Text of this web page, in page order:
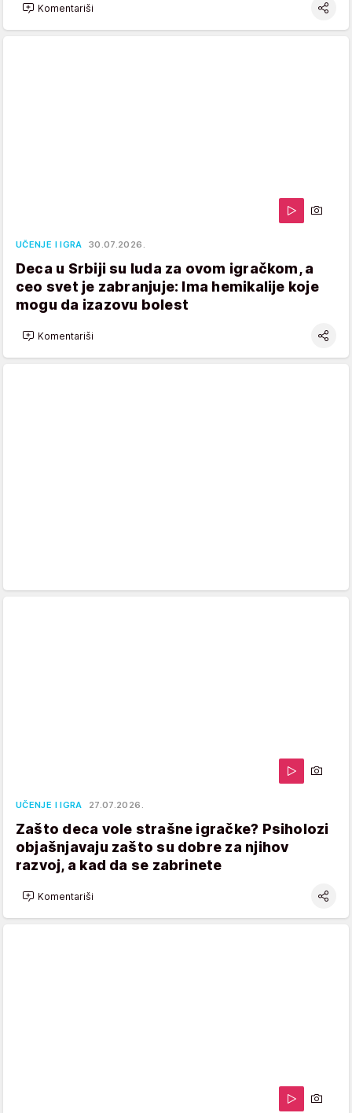
Komentariši
UČENJE I IGRA 30.07.2026.
Deca u Srbiji su luda za ovom igračkom, a
ceo svet je zabranjuje: Ima hemikalije koje
mogu da izazovu bolest
Komentariši
UČENJE I IGRA 27.07.2026.
Zašto deca vole strašne igračke? Psiholozi
objašnjavaju zašto su dobre za njihov
razvoj, a kad da se zabrinete
Komentariši